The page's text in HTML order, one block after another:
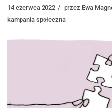
14 czerwca 2022 przez Ewa
kampania społeczna